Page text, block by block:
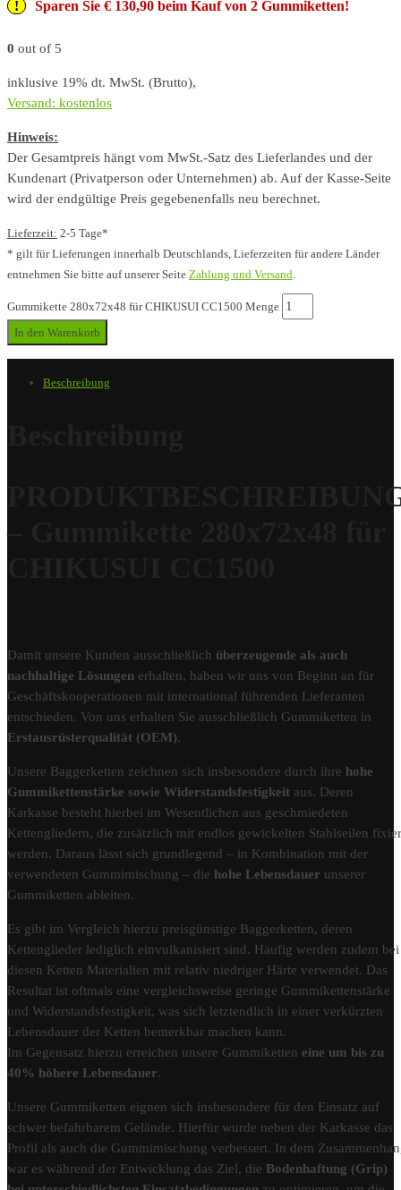
Sparen Sie € 130,90 beim Kauf von 2 Gummiketten!
0 out of 5
inklusive 19% dt. MwSt. (Brutto),
Versand: kostenlos
Hinweis:
Der Gesamtpreis hängt vom MwSt.-Satz des Lieferlandes und der
Kundenart (Privatperson oder Unternehmen) ab. Auf der Kasse-Seite
wird der endgültige Preis gegebenenfalls neu berechnet.
Lieferzeit: 2-5 Tage*
* gilt für Lieferungen innerhalb Deutschlands, Lieferzeiten für andere Länder
entnehmen Sie bitte auf unserer Seite Zahlung und Versand
Gummikette 280x72x48 für CHIKUSUI CC1500 Menge
In den Warenkorb
Beschreibung
Damit unsere Kunden ausschließlich überzeugende als auch
nachhaltige Lösungen erhalten, haben wir uns von Beginn an für
Geschäftskooperationen mit international führenden Lieferanten
entschieden. Von uns erhalten Sie ausschließlich Gummiketten in
Erstausrüsterqualität (OEM).
Unsere Baggerketten zeichnen sich insbesondere durch ihre hohe
Gummikettenstärke sowie Widerstandsfestigkeit aus. Deren
Karkasse besteht hierbei im Wesentlichen aus geschmiedeten
Kettengliedern, die zusätzlich mit endlos gewickelten Stahlseilen
werden. Daraus lässt sich grundlegend – in Kombination mit der
verwendeten Gummimischung – die hohe Lebensdauer unserer
Gummiketten ableiten.
Es gibt im Vergleich hierzu preisgünstige Baggerketten, deren
Kettenglieder lediglich einvulkanisiert sind. Häufig werden zudem bei
diesen Ketten Materialien mit relativ niedriger Härte verwendet. Das
Resultat ist oftmals eine vergleichsweise geringe Gummikettenstärke
und Widerstandsfestigkeit, was sich letztendlich in einer verkürzten
Lebensdauer der Ketten bemerkbar machen kann.
Im Gegensatz hierzu erreichen unsere Gummiketten eine um bis zu
40% höhere Lebensdauer.
Unsere Gummiketten eignen sich insbesondere für den Einsatz auf
schwer befahrbarem Gelände. Hierfür wurde neben der Karkasse das
Profil als auch die Gummimischung verbessert. In dem
war es während der Entwicklung das Ziel, die Bodenhaftung (Grip)